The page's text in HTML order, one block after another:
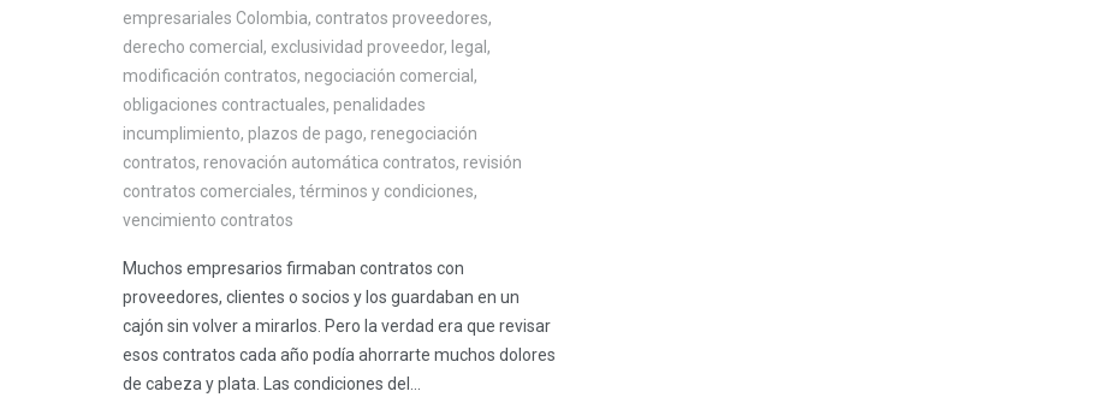
empresariales Colombia, contratos proveedores,
derecho comercial , exclusividad proveedor, legal ,
modificación contratos, negociación comercial ,
obligaciones contractuales, penalidades
incumplimiento, plazos de pago, renegociación
contratos, renovación automática contratos, revisión
contratos comerciales, términos y condiciones,
vencimiento contratos
Muchos empresarios firmaban contratos con
proveedores, clientes o socios y los guardaban en un
cajón sin volver a mirarlos. Pero la verdad era que revisar
esos contratos cada año podía ahorrarte muchos dolores
de cabeza y plata. Las condiciones del...